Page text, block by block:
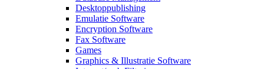
Desktoppublishing
Emulatie Software
Encryption Software
Fax Software
Games
Graphics & Illustratie Software